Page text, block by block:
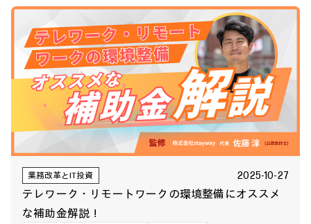
業務改革とIT投資 2025-10-27
テレワーク・リモートワークの環境整備にオススメ
な補助金解説！